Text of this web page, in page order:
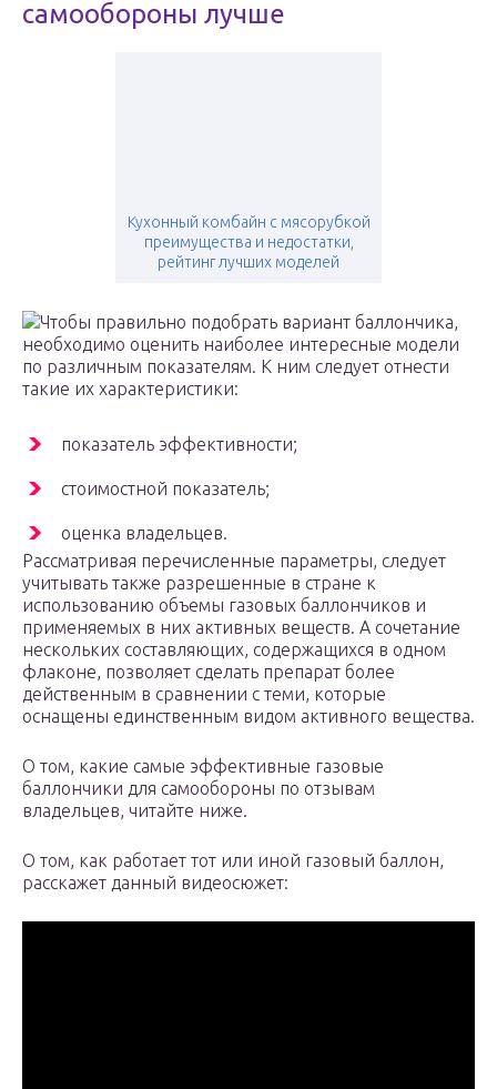
самообороны лучше
Кухонный комбайн с мясорубкой
преимущества и недостатки,
рейтинг лучших моделей
Чтобы правильно подобрать вариант баллончика,
необходимо оценить наиболее интересные модели
по различным показателям. К ним следует отнести
такие их характеристики:
показатель эффективности;
стоимостной показатель;
оценка владельцев.
Рассматривая перечисленные параметры, следует
учитывать также разрешенные в стране к
использованию объемы газовых баллончиков и
применяемых в них активных веществ. А сочетание
нескольких составляющих, содержащихся в одном
флаконе, позволяет сделать препарат более
действенным в сравнении с теми, которые
оснащены единственным видом активного вещества.
О том, какие самые эффективные газовые
баллончики для самообороны по отзывам
владельцев, читайте ниже.
О том, как работает тот или иной газовый баллон,
расскажет данный видеосюжет: